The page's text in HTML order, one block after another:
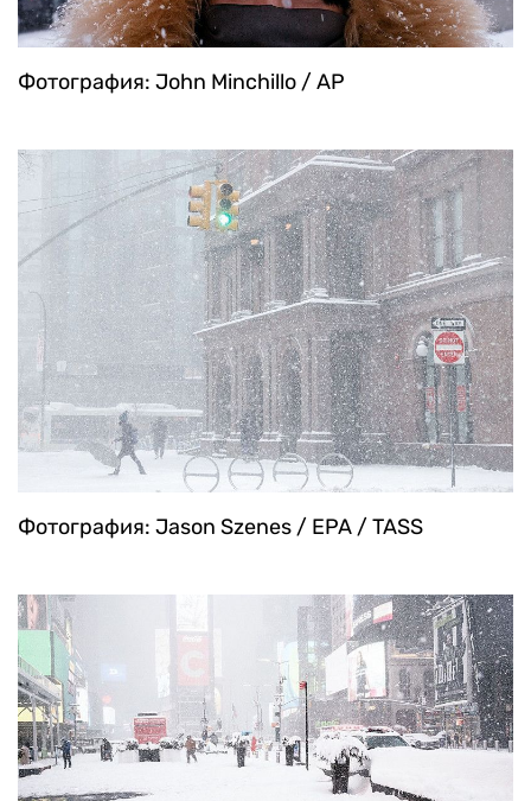
Фотография: John Minchillo / AP
Фотография: Jason Szenes / EPA / TASS